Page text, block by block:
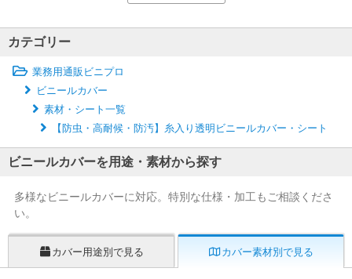
カテゴリー
業務用通販ビニプロ
ビニールカバー
素材・シート一覧
【防虫・高耐候・防汚】糸入り透明ビニールカバー・シート
ビニールカバーを用途・素材から探す
多様なビニールカバーに対応。特別な仕様・加工もご相談くださ
い。
カバー用途別で見る カバー素材別で見る